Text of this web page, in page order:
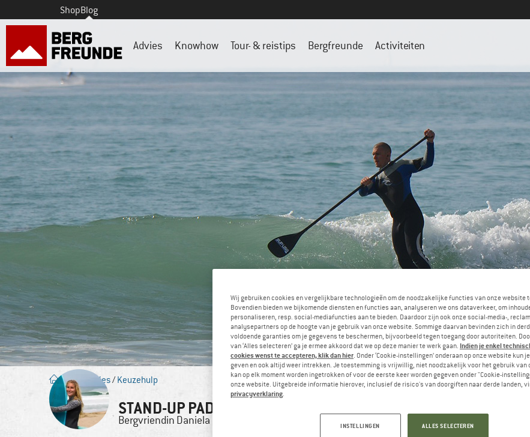
ShopBlog
Advies Knowhow Tour- & reistips Bergfreunde Activiteiten
Blog Advies/ Keuzehulp
STAND-UP PADDLING: VIND EEN PASSEND SUP-BOARD
Bergvriendin Daniela
Wij gebruiken cookies en vergelijkbare technologieën om de noodzakelijke functies van onze website
Bovendien bieden we bijkomende diensten en functies aan, analyseren we ons dataverkeer, om
personaliseren, resp. social-mediafuncties aan te bieden. Daardoor zijn ook onze social-media-,
analysepartners op de hoogte van je gebruik van onze website. Sommige daarvan bevinden zich in
voldoende garanties om je gegevens te beschermen, bijvoorbeeld tegen toegang door autoriteiten.
van ‘Alles selecteren’ ga je ermee akkoord dat we op deze manier te werk gaan. Indien je enkel
cookies wenst te accepteren, klik dan hier. Onder ‘Cookie-instellingen’ onderaan op onze website kun
geven en ook altijd weer intrekken. Je toestemming is vrijwillig, niet noodzakelijk voor het gebruik van
kan op elk moment worden ingetrokken of voor de eerste keer worden gegeven onder "Cookie-
onze website. Uitgebreide informatie hierover, inclusief de risico's van doorgiften naar derde landen,
privacyverklaring.
INSTELLINGEN ALLES SELECTEREN